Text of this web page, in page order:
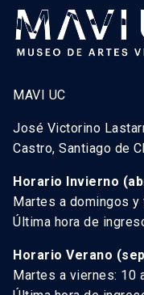
MAVI UC
José Victorino
Castro, Santiago de
Horario Invierno
Martes a domingos
Última hora de
Horario Verano
Martes a viernes: 10